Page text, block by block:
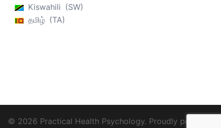
Kiswahili
SW
தமிழ்
TA
© 2026 Practical Health Psychology. Proudly powered